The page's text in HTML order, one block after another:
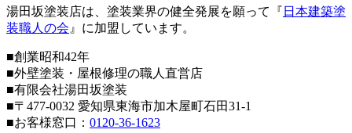
湯田坂塗装店は、塗装業界の健全発展を願って『 日本建築塗
装職人の会 』に加盟しています。
■創業昭和42年
■外壁塗装・屋根修理の職人直営店
■有限会社湯田坂塗装
■〒 477-0032 愛知県東海市加木屋町石田31-1
■お客様窓口： 0120-36-1623